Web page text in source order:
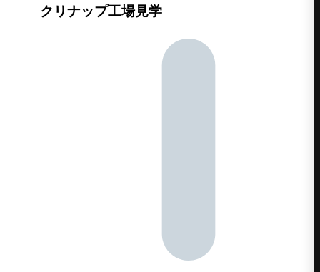
クリナップ工場見学